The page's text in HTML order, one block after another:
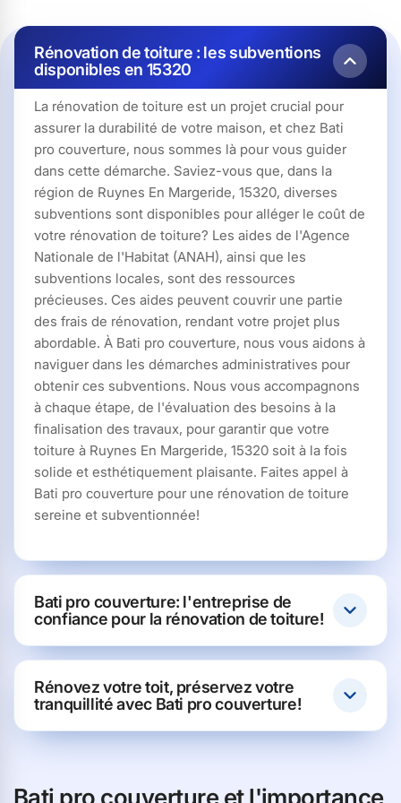
Rénovation de toiture : les subventions
disponibles en 15320
La rénovation de toiture est un projet crucial pour
assurer la durabilité de votre maison, et chez Bati
pro couverture, nous sommes là pour vous guider
dans cette démarche. Saviez-vous que, dans la
région de Ruynes En Margeride, 15320, diverses
subventions sont disponibles pour alléger le coût de
votre rénovation de toiture? Les aides de l'Agence
Nationale de l'Habitat (ANAH), ainsi que les
subventions locales, sont des ressources
précieuses. Ces aides peuvent couvrir une partie
des frais de rénovation, rendant votre projet plus
abordable. À Bati pro couverture, nous vous aidons à
naviguer dans les démarches administratives pour
obtenir ces subventions. Nous vous accompagnons
à chaque étape, de l'évaluation des besoins à la
finalisation des travaux, pour garantir que votre
toiture à Ruynes En Margeride, 15320 soit à la fois
solide et esthétiquement plaisante. Faites appel à
Bati pro couverture pour une rénovation de toiture
sereine et subventionnée!
Bati pro couverture: l'entreprise de
confiance pour la rénovation de toiture!
Rénovez votre toit, préservez votre
tranquillité avec Bati pro couverture!
Bati pro couverture et l'importance